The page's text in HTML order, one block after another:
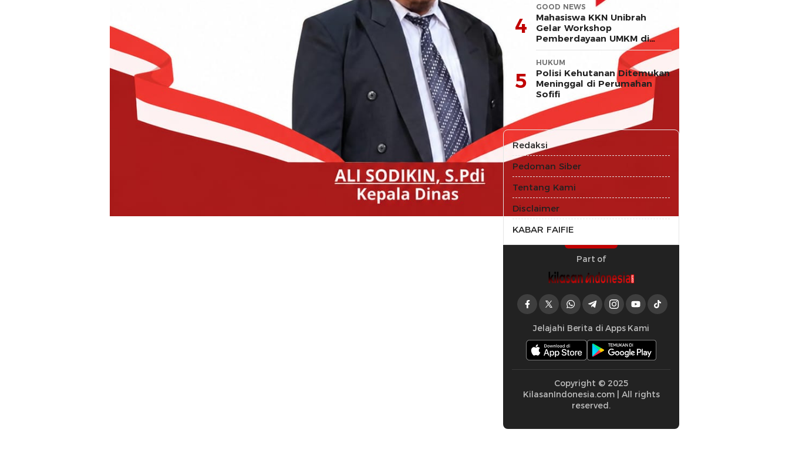
4
GOOD NEWS
Mahasiswa KKN Unibrah
Gelar Workshop
Pemberdayaan UMKM di
Desa Ekor
5
HUKUM
Polisi Kehutanan Ditemukan
Meninggal di Perumahan
Sofifi
Redaksi
Pedoman Siber
Tentang Kami
Disclaimer
KABAR FAIFIE
Part of
Jelajahi Berita di Apps Kami
Copyright © 2025
KilasanIndonesia.com | All rights
reserved.